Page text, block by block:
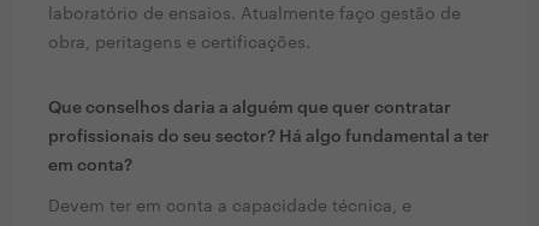
laboratório de ensaios. Atualmente faço gestão de
obra, peritagens e certificações.
Que conselhos daria a alguém que quer contratar
profissionais do seu sector? Há algo fundamental a ter
em conta?
Devem ter em conta a capacidade técnica, e